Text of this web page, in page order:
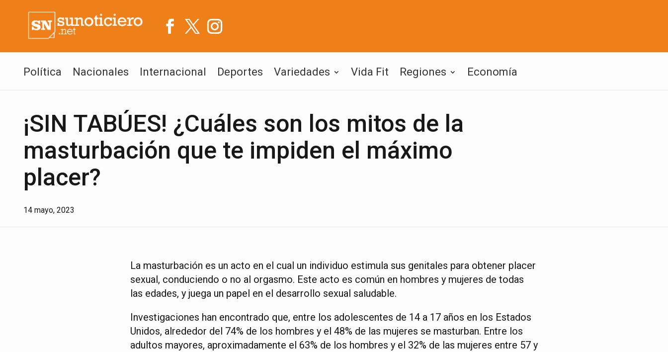
Política Nacionales Internacional Deportes Variedades Vida Fit Regiones Economía
¡SIN TABÚES! ¿Cuáles son los mitos de la
masturbación que te impiden el máximo
placer?
14 mayo, 2023
La masturbación es un acto en el cual un individuo estimula sus genitales para obtener placer
sexual, conduciendo o no al orgasmo. Este acto es común en hombres y mujeres de todas
las edades, y juega un papel en el desarrollo sexual saludable.
Investigaciones han encontrado que, entre los adolescentes de 14 a 17 años en los Estados
Unidos, alrededor del 74% de los hombres y el 48% de las mujeres se masturban. Entre los
adultos mayores, aproximadamente el 63% de los hombres y el 32% de las mujeres entre 57 y